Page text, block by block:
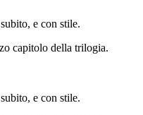
e con stile.
capitolo della trilogia.
e con stile.